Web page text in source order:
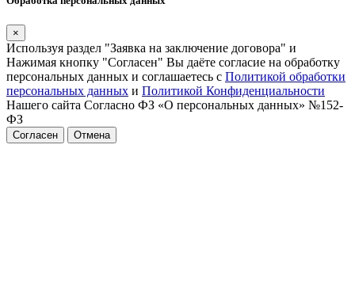
×
Используя раздел "Заявка на заключение договора" и
Нажимая кнопку "Согласен" Вы даёте согласие на обработку
персональных данных и соглашаетесь с Политикой обработки
персональных данных и Политикой Конфиденциальности
Нашего сайта Согласно ФЗ «О персональных данных» №152-
ФЗ
Согласен Отмена